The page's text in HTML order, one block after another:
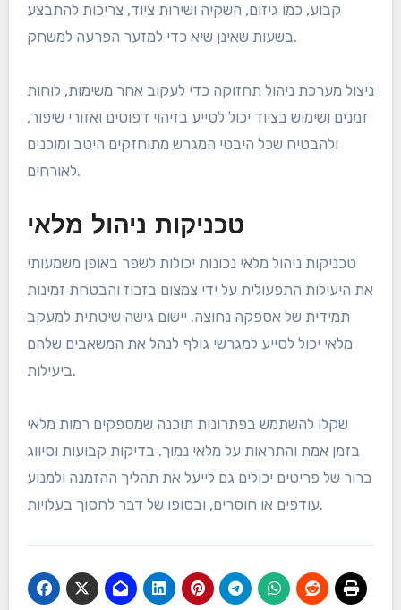
קבוע, כמו גיזום, השקיה ושירות ציוד, צריכות להתבצע
בשעות שאינן שיא כדי למזער הפרעה למשחק.
ניצול מערכת ניהול תחזוקה כדי לעקוב אחר משימות, לוחות
זמנים ושימוש בציוד יכול לסייע בזיהוי דפוסים ואזורי שיפור,
ולהבטיח שכל היבטי המגרש מתוחזקים היטב ומוכנים
לאורחים.
טכניקות ניהול מלאי
טכניקות ניהול מלאי נכונות יכולות לשפר באופן משמעותי
את היעילות התפעולית על ידי צמצום בזבוז והבטחת זמינות
תמידית של אספקה נחוצה. יישום גישה שיטתית למעקב
מלאי יכול לסייע למגרשי גולף לנהל את המשאבים שלהם
ביעילות.
שקלו להשתמש בפתרונות תוכנה שמספקים רמות מלאי
בזמן אמת והתראות על מלאי נמוך. בדיקות קבועות וסיווג
ברור של פריטים יכולים גם לייעל את תהליך ההזמנה ולמנוע
עודפים או חוסרים, ובסופו של דבר לחסוך בעלויות.